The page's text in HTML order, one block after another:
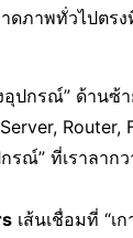
ดภาพทั่วไปตร
อุปกรณ์” ด้านซ้
Router,
รณ์” ที่เราลาก
เส้นเชื่อมที่ “เ